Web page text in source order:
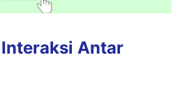
Interaksi Antar